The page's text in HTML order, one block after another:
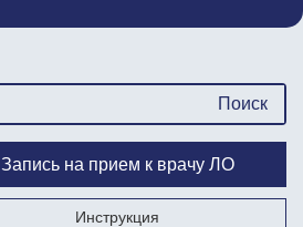
Запись на прием к врачу ЛО
Инструкция